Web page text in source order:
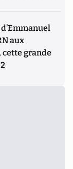
aux
cette grande